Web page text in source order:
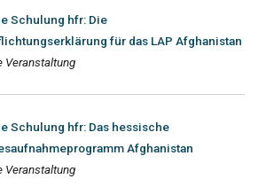
Schulung hfr: Die
für das LAP Afghanistan
Veranstaltung
Schulung hfr: Das hessische
Afghanistan
Veranstaltung